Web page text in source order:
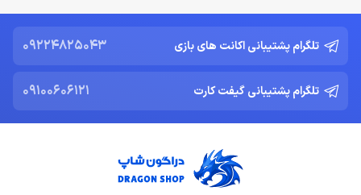
تلگرام پشتیبانی اکانت های بازی 09224825043
تلگرام پشتیبانی گیفت کارت 09100606121